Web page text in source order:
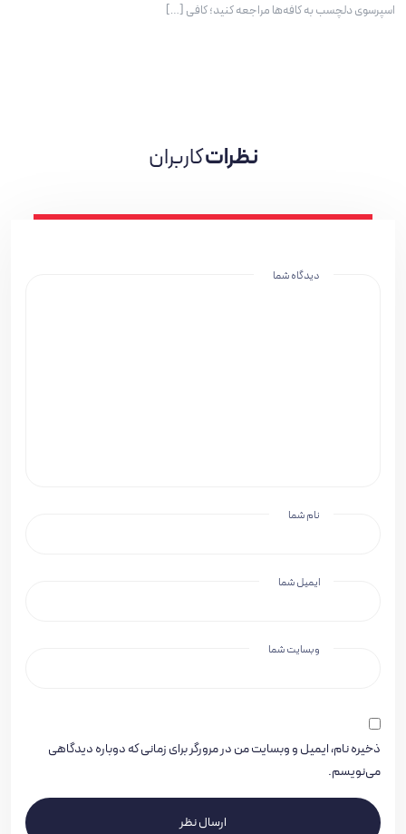
اسپرسوی دلچسب به کافه‌ها مراجعه کنید؛ کافی‌ […]
نظراتکاربران
دیدگاه شما
نام شما
ایمیل شما
وبسایت شما
ذخیره نام، ایمیل و وبسایت من در مرورگر برای زمانی که دوباره دیدگاهی
می‌نویسم.
ارسال نظر